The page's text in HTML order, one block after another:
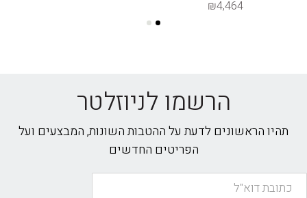
₪4,464
הרשמו לניוזלטר
תהיו הראשונים לדעת על ההטבות השונות, המבצעים ועל
הפריטים החדשים